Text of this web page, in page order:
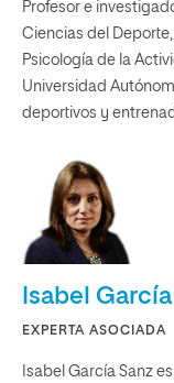
Profesor e
Ciencias del
Psicología de la
Universidad
deportivos y
Isabel
EXPERTA ASOCIADA
Isabel García Sanz